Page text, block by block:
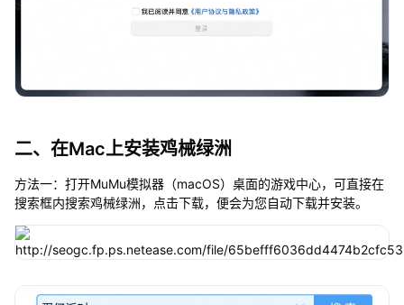
二、在Mac上安装鸡械绿洲
方法一：打开MuMu模拟器（macOS）桌面的游戏中心，可直接在
搜索框内搜索鸡械绿洲，点击下载，便会为您自动下载并安装。